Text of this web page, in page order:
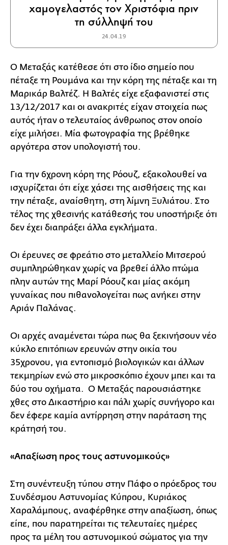
χαμογελαστός τον Χριστόφια πριν
τη σύλληψή του
24.04.19
Ο Μεταξάς κατέθεσε ότι στο ίδιο σημείο που
πέταξε τη Ρουμάνα και την κόρη της πέταξε και τη
Μαρικάρ Βαλτέζ. Η Βαλτές είχε εξαφανιστεί στις
13/12/2017 και οι ανακριτές είχαν στοιχεία πως
αυτός ήταν ο τελευταίος άνθρωπος στον οποίο
είχε μιλήσει. Μία φωτογραφία της βρέθηκε
αργότερα στον υπολογιστή του.
Για την 6χρονη κόρη της Ρόουζ, εξακολουθεί να
ισχυρίζεται ότι είχε χάσει της αισθήσεις της και
την πέταξε, αναίσθητη, στη λίμνη Ξυλιάτου. Στο
τέλος της χθεσινής κατάθεσής του υποστήριξε ότι
δεν έχει διαπράξει άλλα εγκλήματα.
Οι έρευνες σε φρεάτιο στο μεταλλείο Μιτσερού
συμπληρώθηκαν χωρίς να βρεθεί άλλο πτώμα
πλην αυτών της Μαρί Ρόουζ και μίας ακόμη
γυναίκας που πιθανολογείται πως ανήκει στην
Αριάν Παλάνας.
Οι αρχές αναμένεται τώρα πως θα ξεκινήσουν νέο
κύκλο επιτόπιων ερευνών στην οικία του
35χρονου, για εντοπισμό βιολογικών και άλλων
τεκμηρίων ενώ στο μικροσκόπιο έχουν μπει και τα
δύο του οχήματα. Ο Μεταξάς παρουσιάστηκε
χθες στο Δικαστήριο και πάλι χωρίς συνήγορο και
δεν έφερε καμία αντίρρηση στην παράταση της
κράτησή του.
«Απαξίωση προς τους αστυνομικούς»
Στη συνέντευξη τύπου στην Πάφο ο πρόεδρος του
Συνδέσμου Αστυνομίας Κύπρου, Κυριάκος
Χαραλάμπους, αναφέρθηκε στην απαξίωση, όπως
είπε, που παρατηρείται τις τελευταίες ημέρες
προς τα μέλη του αστυνομικού σώματος για την